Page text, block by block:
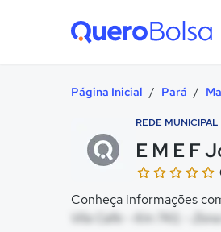
Página Inicial / Pará /
REDE MUNICIPAL
E M E F
Conheça informações
Vila Cafe - Km 743, -